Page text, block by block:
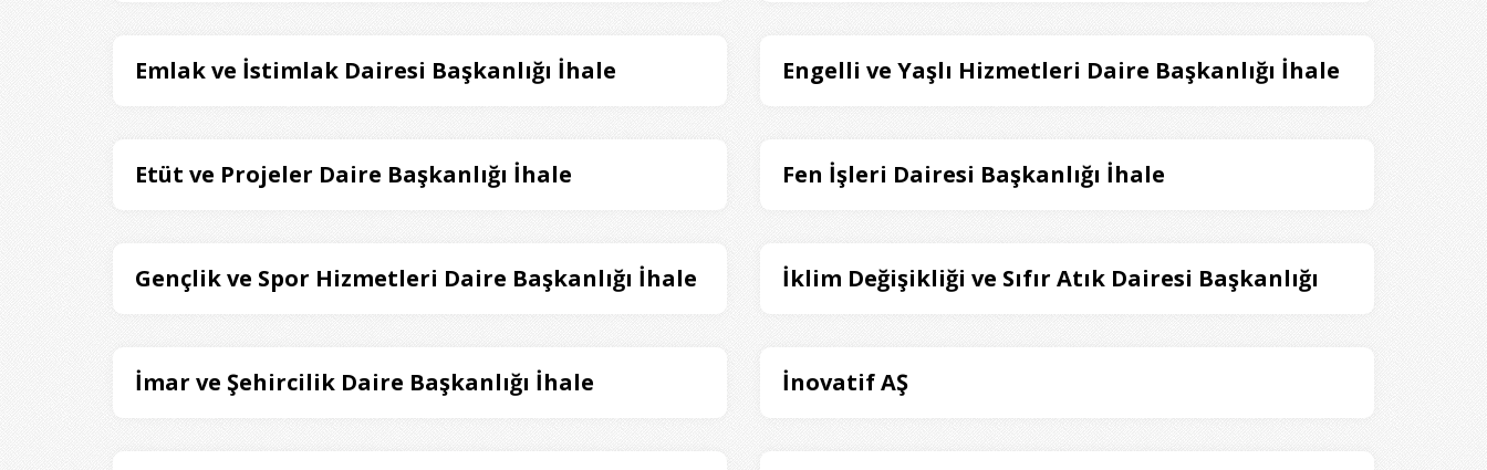
Emlak ve İstimlak Dairesi Başkanlığı İhale Engelli ve Yaşlı Hizmetleri Daire Başkanlığı İhale
Etüt ve Projeler Daire Başkanlığı İhale Fen İşleri Dairesi Başkanlığı İhale
Gençlik ve Spor Hizmetleri Daire Başkanlığı İhale İklim Değişikliği ve Sıfır Atık Dairesi Başkanlığı
İmar ve Şehircilik Daire Başkanlığı İhale İnovatif AŞ